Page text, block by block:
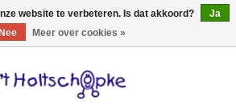
0 Artikelen - €0,00
website te verbeteren. Is dat akkoord?
Ja
Nee
Meer over cookies »